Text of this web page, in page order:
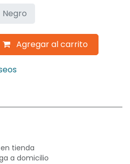
Negro
Agregar al carrito
tienda
a domicilio